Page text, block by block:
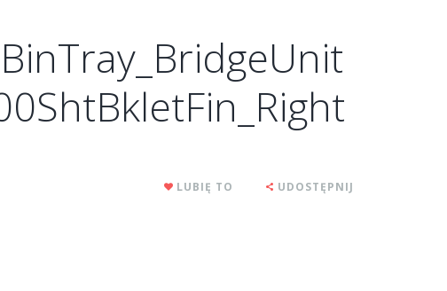
LUBIĘ TO UDOSTĘPNIJ